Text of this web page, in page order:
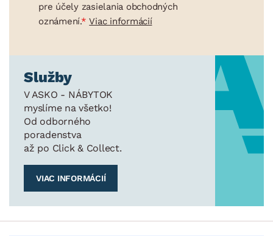
pre účely zasielania obchodných
oznámení.
Viac informácií
Služby
V ASKO - NÁBYTOK
myslíme na všetko!
Od odborného
poradenstva
až po Click & Collect.
VIAC INFORMÁCIÍ